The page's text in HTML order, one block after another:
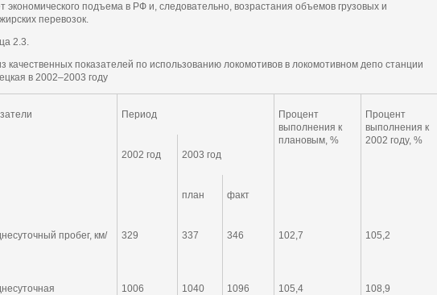
экономического подъема в РФ и, следовательно, возрастания объемов грузовых и
перевозок.
2.3.
качественных показателей по использованию локомотивов в локомотивном депо станции
в 2002–2003 году
Период
Процент
выполнения к
плановым, %
Процент
выполнения к
2002 году, %
2002 год
2003 год
план факт
пробег, км/
329 337 346 102,7 105,2
1006 1040 1096 105,4 108,9